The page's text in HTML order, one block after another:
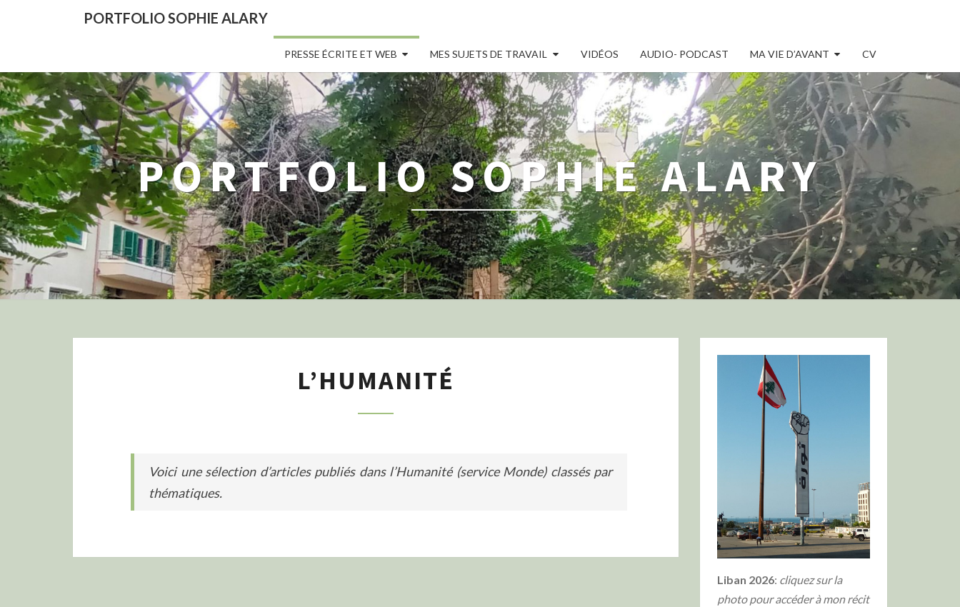
PORTFOLIO SOPHIE ALARY
PRESSE ÉCRITE ET WEB MES SUJETS DE TRAVAIL VIDÉOS AUDIO- PODCAST MA VIE D’AVANT CV
PORTFOLIO SOPHIE ALARY
L’HUMANITÉ
Voici une sélection d’articles publiés dans l’Humanité (service Monde) classés par
thématiques.
Liban 2026: cliquez sur la
photo pour accéder à mon récit